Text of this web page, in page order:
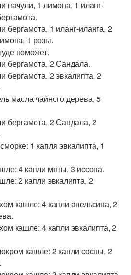
пачули, 1 лимона, 1 иланг-
бергамота, 1 иланг-иланга, 2
1 розы.
поможет.
бергамота, 2 Сандала.
бергамота, 2 эвкалипта, 2
масла чайного дерева, 5
бергамота, 2 Сандала, 2
1 капля эвкалипта, 1
4 капли мяты, 3 иссопа.
2 капли эвкалипта, 2
кашле: 4 капли апельсина, 2
кашле: 4 капли эвкалипта, 2
кашле: 2 капли сосны, 2